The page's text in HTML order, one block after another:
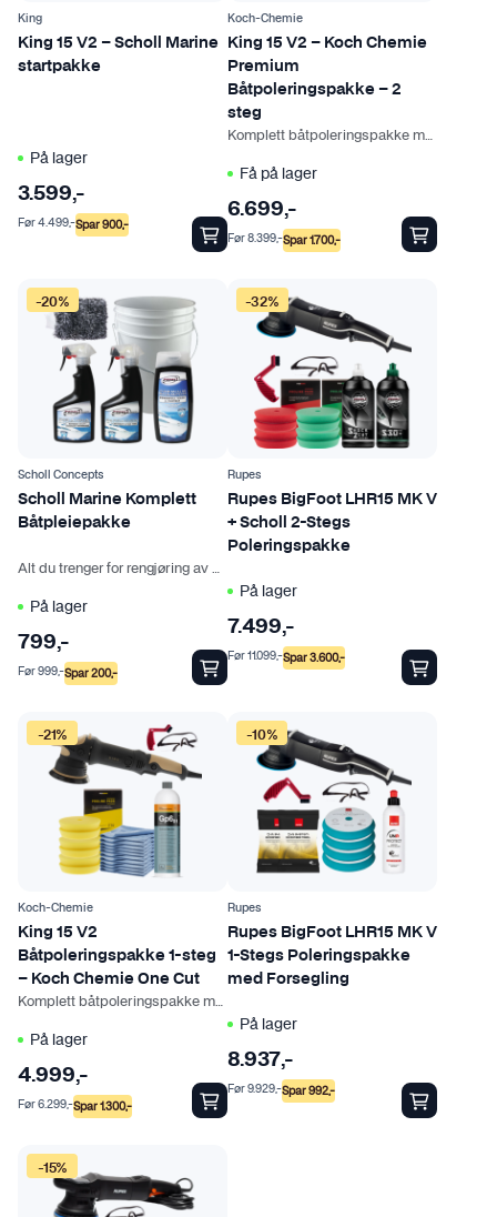
King
King 15 V2 – Scholl Marine
startpakke
På lager
3.599,-
Spar900,-
Før4.499,-
Koch-Chemie
King 15 V2 – Koch Chemie
Premium
Båtpoleringspakke – 2
steg
Komplett båtpoleringspakke med alt du trenger
Få på lager
6.699,-
Spar1.700,-
Før8.399,-
-20%
Scholl Concepts
Scholl Marine Komplett
Båtpleiepakke
Alt du trenger for rengjøring av båten
På lager
799,-
Spar200,-
Før999,-
-32%
Rupes
Rupes BigFoot LHR15 MK V
+ Scholl 2-Stegs
Poleringspakke
På lager
7.499,-
Spar3.600,-
Før11.099,-
-21%
Koch-Chemie
King 15 V2
Båtpoleringspakke 1-steg
– Koch Chemie One Cut
Komplett båtpoleringspakke med alt du trenger
På lager
4.999,-
Spar1.300,-
Før6.299,-
-10%
Rupes
Rupes BigFoot LHR15 MK V
1-Stegs Poleringspakke
med Forsegling
På lager
8.937,-
Spar992,-
Før9.929,-
-15%